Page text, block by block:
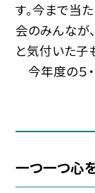
す。今まで当
会のみんなが
と気付いた子
今年度の５
一つ一つ心を